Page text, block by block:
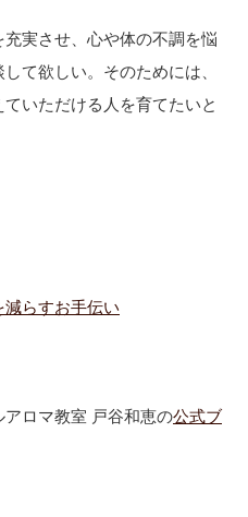
実させ、心や体の不調を悩
て欲しい。そのためには、
いただける人を育てたいと
らすお手伝い
ロマ教室 戸谷和恵の公式ブ